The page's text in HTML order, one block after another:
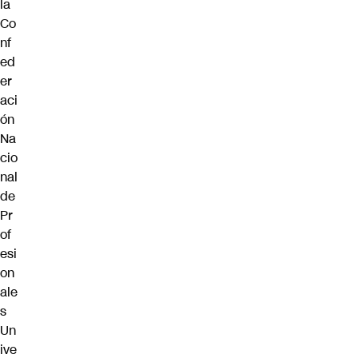
la
Co
nf
ed
er
aci
ón
Na
cio
nal
de
Pr
of
esi
on
ale
s
Un
ive